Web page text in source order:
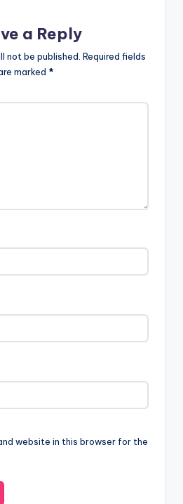
a Reply
not be published. Required fields
marked *
website in this browser for the